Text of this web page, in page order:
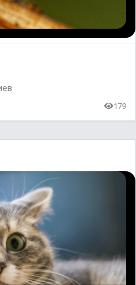
179